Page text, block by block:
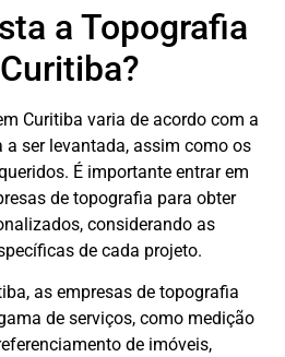
a Topografia
Curitiba varia de acordo com a
a ser levantada, assim como os
É importante entrar em
de topografia para obter
considerando as
de cada projeto.
as empresas de topografia
de serviços, como medição
de imóveis,